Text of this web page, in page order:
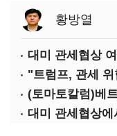
황방열
대미 관세협상
(토마토칼럼)베
대미 관세협상